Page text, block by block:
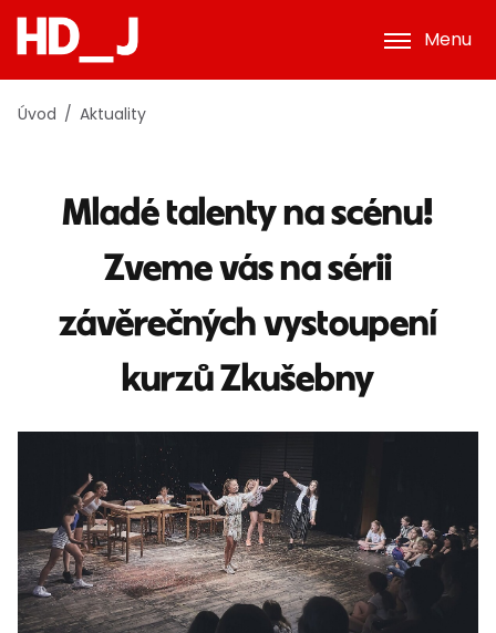
Menu
Úvod Aktuality
Mladé talenty na scénu!
Zveme vás na sérii
závěrečných vystoupení
kurzů Zkušebny